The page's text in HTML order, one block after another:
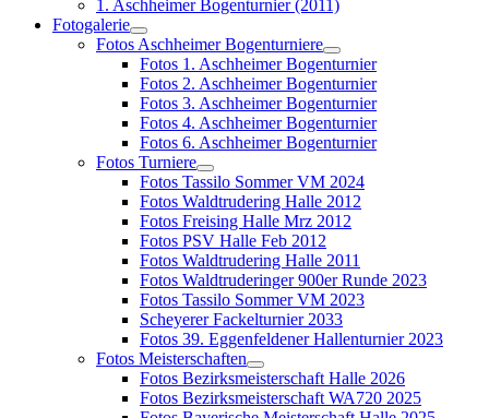
1. Aschheimer Bogenturnier (2011)
Fotogalerie
Fotos Aschheimer Bogenturniere
Fotos 1. Aschheimer Bogenturnier
Fotos 2. Aschheimer Bogenturnier
Fotos 3. Aschheimer Bogenturnier
Fotos 4. Aschheimer Bogenturnier
Fotos 6. Aschheimer Bogenturnier
Fotos Turniere
Fotos Tassilo Sommer VM 2024
Fotos Waldtrudering Halle 2012
Fotos Freising Halle Mrz 2012
Fotos PSV Halle Feb 2012
Fotos Waldtrudering Halle 2011
Fotos Waldtruderinger 900er Runde 2023
Fotos Tassilo Sommer VM 2023
Scheyerer Fackelturnier 2033
Fotos 39. Eggenfeldener Hallenturnier 2023
Fotos Meisterschaften
Fotos Bezirksmeisterschaft Halle 2026
Fotos Bezirksmeisterschaft WA720 2025